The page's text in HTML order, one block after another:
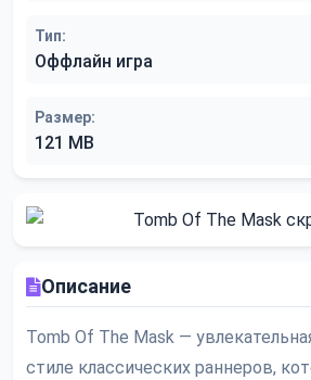
Тип:
Оффлайн игра
Размер:
121 MB
Описание
Tomb Of The Mask —
стиле классических раннеров,